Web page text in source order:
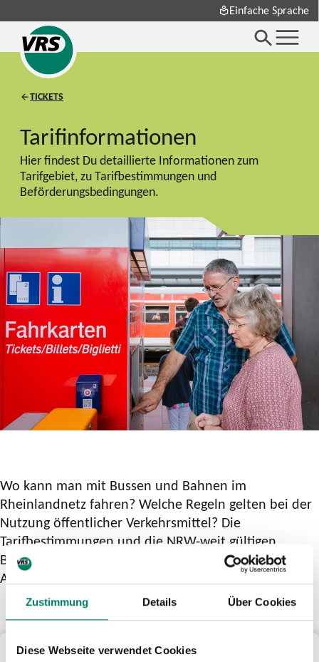
Zustimmung Details Über Cookies
Diese Webseite verwendet Cookies
Einfache Sprache
TICKETS
Tarifinformationen
Hier findest Du detaillierte Informationen zum
Tarifgebiet, zu Tarifbestimmungen und
Beförderungsbedingungen.
Wo kann man mit Bussen und Bahnen im
Rheinlandnetz fahren? Welche Regeln gelten bei der
Nutzung öffentlicher Verkehrsmittel? Die
Tarifbestimmungen und die NRW-weit gültigen
Beförderungsbedingungen NRW geben detailliert
Auskunft.
Tarifgebiet Rheinlandtarif